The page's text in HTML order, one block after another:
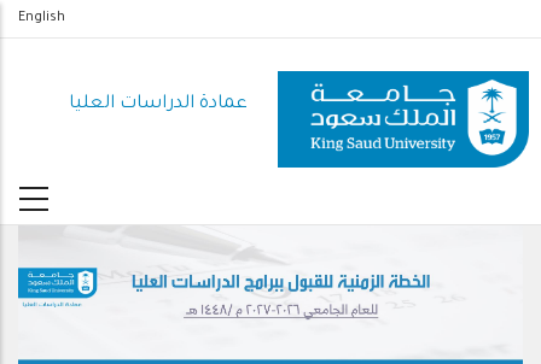
المحتوى
الرئيسي
English
عمادة الدراسات العليا